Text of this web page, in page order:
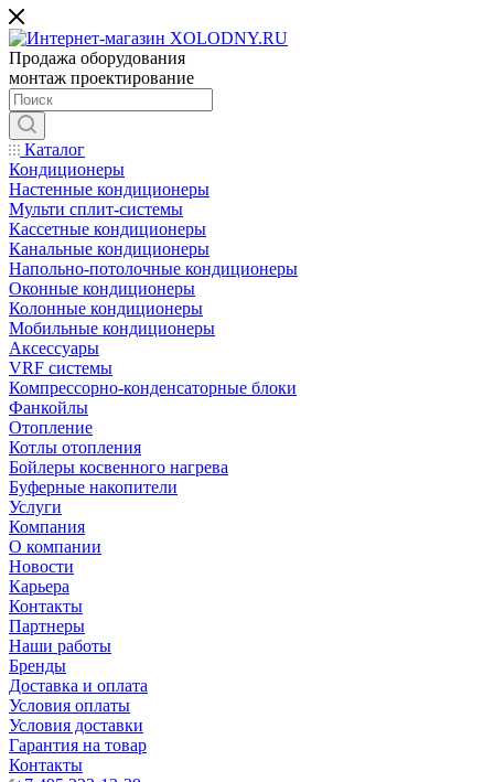
Продажа оборудования
монтаж проектирование
Каталог
Кондиционеры
Настенные кондиционеры
Мульти сплит-системы
Кассетные кондиционеры
Канальные кондиционеры
Напольно-потолочные кондиционеры
Оконные кондиционеры
Колонные кондиционеры
Мобильные кондиционеры
Аксессуары
VRF системы
Компрессорно-конденсаторные блоки
Фанкойлы
Отопление
Котлы отопления
Бойлеры косвенного нагрева
Буферные накопители
Услуги
Компания
О компании
Новости
Карьера
Контакты
Партнеры
Наши работы
Бренды
Доставка и оплата
Условия оплаты
Условия доставки
Гарантия на товар
Контакты